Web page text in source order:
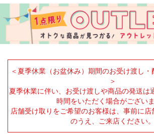
＜夏季休業（お盆休み）期間のお受け渡し
＞
夏季休業に伴い、お受け渡しや商品の発送は
時間をいただく場合がございま
店舗受け取りをご希望のお客様は、事前に
のうえ、ご来店ください。